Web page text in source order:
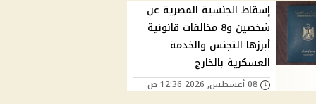
إسقاط الجنسية المصرية عن
شخصين و8 مخالفات قانونية
أبرزها التجنس والخدمة
العسكرية بالخارج
08 أغسطس, 2026 12:36 ص